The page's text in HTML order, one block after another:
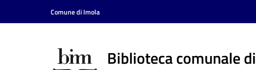
Vai al contenuto
Vai alla navigazione
Comune di Imola
Biblioteca comunale